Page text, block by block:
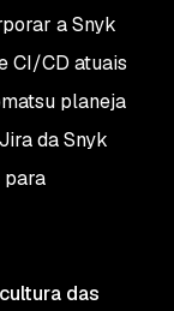
a Snyk
CI/CD atuais
planeja
da Snyk
para
das